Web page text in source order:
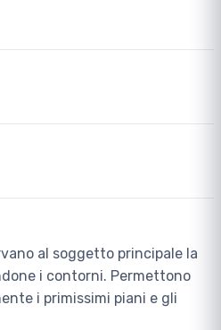
al soggetto principale la
i contorni. Permettono
i primissimi piani e gli